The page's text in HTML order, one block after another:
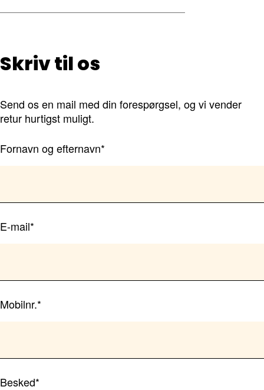
Skriv til os
Send os en mail med din forespørgsel, og vi vender
retur hurtigst muligt.
Fornavn og efternavn*
E-mail*
Mobilnr.*
Besked*